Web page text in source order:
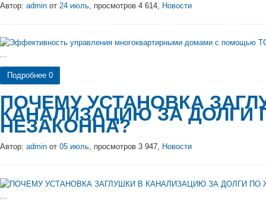
Автор: admin от 24 июль , просмотров 4 614, Новости
...
Подробнее 0
ПОЧЕМУ УСТАНОВКА
КАНАЛИЗАЦИЮ ЗА ДОЛГИ
НЕЗАКОННА?
Автор: admin от 05 июль, просмотров 3 947, Новости